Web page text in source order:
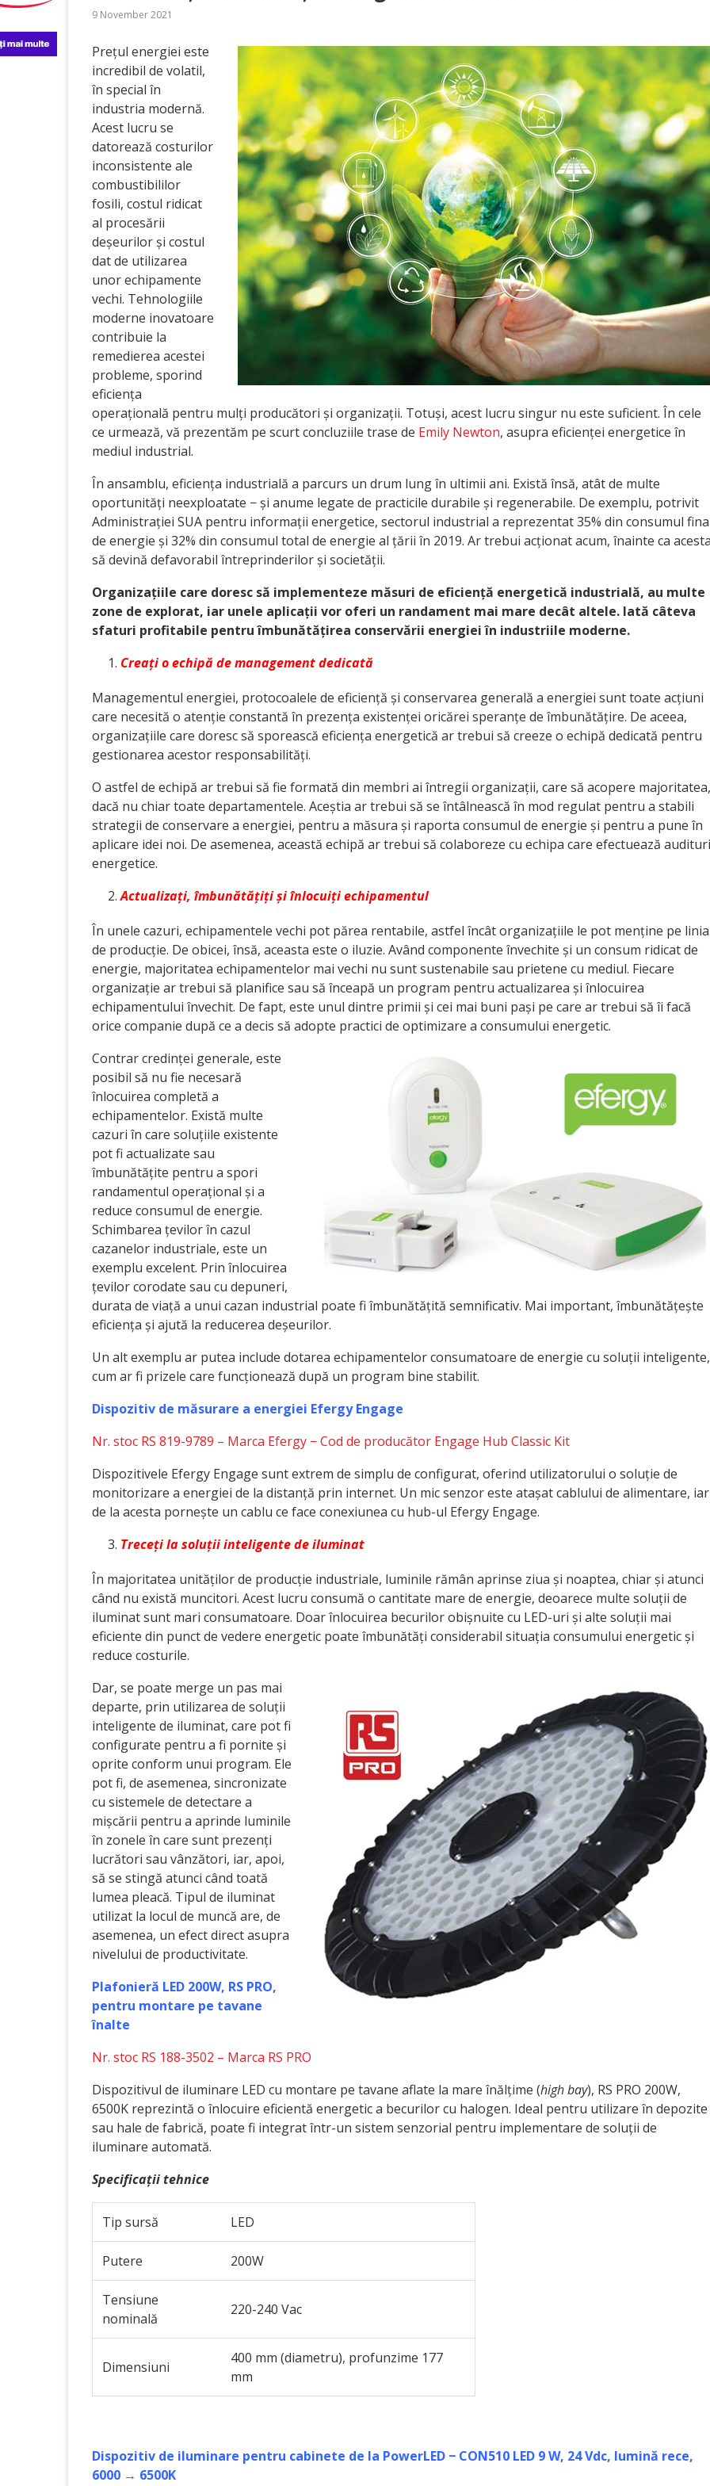
9 November 2021
Prețul energiei este
incredibil de volatil,
în special în
industria modernă.
Acest lucru se
datorează costurilor
inconsistente ale
combustibililor
fosili, costul ridicat
al procesării
deșeurilor și costul
dat de utilizarea
unor echipamente
vechi. Tehnologiile
moderne inovatoare
contribuie la
remedierea acestei
probleme, sporind
eficiența
operațională pentru mulți producători și organizații. Totuși, acest lucru singur nu este suficient. În cele
ce urmează, vă prezentăm pe scurt concluziile trase de Emily Newton, asupra eficienței energetice în
mediul industrial.
În ansamblu, eficiența industrială a parcurs un drum lung în ultimii ani. Există însă, atât de multe
oportunități neexploatate − și anume legate de practicile durabile și regenerabile. De exemplu, potrivit
Administrației SUA pentru informații energetice, sectorul industrial a reprezentat 35% din consumul
de energie și 32% din consumul total de energie al țării în 2019. Ar trebui acționat acum, înainte ca
să devină defavorabil întreprinderilor și societății.
Organizațiile care doresc să implementeze măsuri de eficiență energetică industrială, au multe
zone de explorat, iar unele aplicații vor oferi un randament mai mare decât altele. Iată câteva
sfaturi profitabile pentru îmbunătățirea conservării energiei în industriile moderne.
Creați o echipă de management dedicată
Managementul energiei, protocoalele de eficiență și conservarea generală a energiei sunt toate acțiuni
care necesită o atenție constantă în prezența existenței oricărei speranțe de îmbunătățire. De aceea,
organizațiile care doresc să sporească eficiența energetică ar trebui să creeze o echipă dedicată pentru
gestionarea acestor responsabilități.
O astfel de echipă ar trebui să fie formată din membri ai întregii organizații, care să acopere majoritatea,
dacă nu chiar toate departamentele. Aceștia ar trebui să se întâlnească în mod regulat pentru a stabili
strategii de conservare a energiei, pentru a măsura și raporta consumul de energie și pentru a pune în
aplicare idei noi. De asemenea, această echipă ar trebui să colaboreze cu echipa care efectuează audituri
energetice.
Actualizați, îmbunătățiți și înlocuiți echipamentul
În unele cazuri, echipamentele vechi pot părea rentabile, astfel încât organizațiile le pot menține pe linia
de producție. De obicei, însă, aceasta este o iluzie. Având componente învechite și un consum ridicat de
energie, majoritatea echipamentelor mai vechi nu sunt sustenabile sau prietene cu mediul. Fiecare
organizație ar trebui să planifice sau să înceapă un program pentru actualizarea și înlocuirea
echipamentului învechit. De fapt, este unul dintre primii și cei mai buni pași pe care ar trebui să îi facă
orice companie după ce a decis să adopte practici de optimizare a consumului energetic.
Contrar credinței generale, este
posibil să nu fie necesară
înlocuirea completă a
echipamentelor. Există multe
cazuri în care soluțiile existente
pot fi actualizate sau
îmbunătățite pentru a spori
randamentul operațional și a
reduce consumul de energie.
Schimbarea țevilor în cazul
cazanelor industriale, este un
exemplu excelent. Prin înlocuirea
țevilor corodate sau cu depuneri,
durata de viață a unui cazan industrial poate fi îmbunătățită semnificativ. Mai important, îmbunătățește
eficiența și ajută la reducerea deșeurilor.
Un alt exemplu ar putea include dotarea echipamentelor consumatoare de energie cu soluții inteligente,
cum ar fi prizele care funcționează după un program bine stabilit.
Dispozitiv de măsurare a energiei Efergy Engage
Nr. stoc RS 819-9789 – Marca Efergy − Cod de producător Engage Hub Classic Kit
Dispozitivele Efergy Engage sunt extrem de simplu de configurat, oferind utilizatorului o soluție de
monitorizare a energiei de la distanță prin internet. Un mic senzor este atașat cablului de alimentare, iar
de la acesta pornește un cablu ce face conexiunea cu hub-ul Efergy Engage.
Treceți la soluții inteligente de iluminat
În majoritatea unităților de producție industriale, luminile rămân aprinse ziua și noaptea, chiar și atunci
când nu există muncitori. Acest lucru consumă o cantitate mare de energie, deoarece multe soluții de
iluminat sunt mari consumatoare. Doar înlocuirea becurilor obișnuite cu LED-uri și alte soluții mai
eficiente din punct de vedere energetic poate îmbunătăți considerabil situația consumului energetic și
reduce costurile.
Dar, se poate merge un pas mai
departe, prin utilizarea de soluții
inteligente de iluminat, care pot fi
configurate pentru a fi pornite și
oprite conform unui program. Ele
pot fi, de asemenea, sincronizate
cu sistemele de detectare a
mișcării pentru a aprinde luminile
în zonele în care sunt prezenți
lucrători sau vânzători, iar, apoi,
să se stingă atunci când toată
lumea pleacă. Tipul de iluminat
utilizat la locul de muncă are, de
asemenea, un efect direct asupra
nivelului de productivitate.
Plafonieră LED 200W, RS PRO,
pentru montare pe tavane
înalte
Nr. stoc RS 188-3502 – Marca RS PRO
Dispozitivul de iluminare LED cu montare pe tavane aflate la mare înălțime (high bay), RS PRO 200W,
6500K reprezintă o înlocuire eficientă energetic a becurilor cu halogen. Ideal pentru utilizare în depozite
sau hale de fabrică, poate fi integrat într-un sistem senzorial pentru implementare de soluții de
iluminare automată.
Specificații tehnice
Tip sursă LED
Putere 200W
Tensiune
nominală
220-240 Vac
Dimensiuni
400 mm (diametru), profunzime 177
mm
Dispozitiv de iluminare pentru cabinete de la PowerLED − CON510 LED 9 W, 24 Vdc, lumină rece,
6000 → 6500K